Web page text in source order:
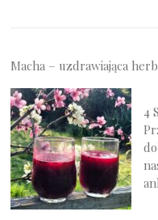
Macha – uzdrawiająca
4